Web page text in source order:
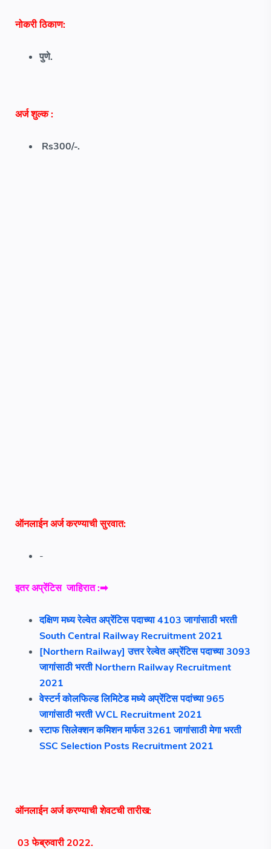
नोकरी ठिकाण:
पुणे.
अर्ज शुल्क:
Rs300/-.
ऑनलाईन अर्ज करण्याची सुरवात:
-
इतरअप्रेंटिस जाहिरात :➡
दक्षिण मध्य रेल्वेत अप्रेंटिस पदाच्या 4103 जागांसाठी भरती
South Central Railway Recruitment 2021
[Northern Railway] उत्तर रेल्वेत अप्रेंटिस पदाच्या 3093
जागांसाठी भरती Northern Railway Recruitment
2021
वेस्टर्न कोलफिल्ड लिमिटेड मध्ये अप्रेंटिस पदांच्या 965
जागांसाठी भरती WCL Recruitment 2021
स्टाफ सिलेक्शन कमिशन मार्फत 3261 जागांसाठी मेगा भरती
SSC Selection Posts Recruitment 2021
ऑनलाईन अर्ज करण्याची शेवटची तारीख:
03 फेब्रुवारी 2022.